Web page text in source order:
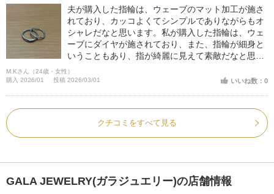
夫が購入した指輪は、ウェーブのマット加工が施さ
れており、カッコよくてシンプルでありながらもオ
シャレだなと思います。私が購入した指輪は、ウェ
ーブにダイヤが施されており、また、指輪が細身と
いうこともあり、指が綺麗に見えて素敵だなと思い
ました。ペア感もありながら、男性的な指輪、女性
的な指輪な所も、素敵だなと思いました。
M.Kさん（24歳・女性）
購入 2026/01
投稿 2026/03/01 いいね数：0
クチコミをすべて見る
GALA JEWELRY(ガラジュエリー)の店舗情報